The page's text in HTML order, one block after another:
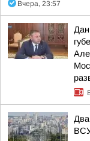
Вчера, 23:57
Два